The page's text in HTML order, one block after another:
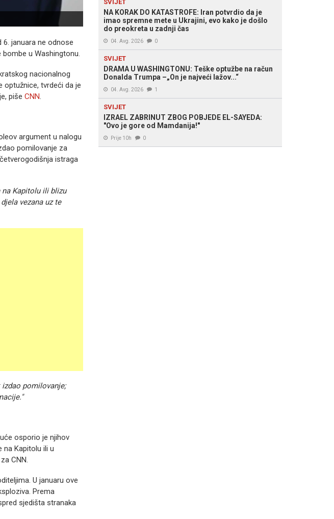
Foto: Agencije
januara ne odnose
u Washingtonu.
nacionalnog
optužnice, tvrdeći da je
piše CNN.
argument u nalogu
pomilovanje za
istraga
Kapitolu ili blizu
vezana uz te
pomilovanje;
osporio je njihov
na Kapitolu ili u
CNN.
U januaru ove
Prema
sjedišta stranaka
SVIJET
NA KORAK DO KATASTROFE: Iran potvrdio da je
imao spremne mete u Ukrajini, evo kako je došlo
do preokreta u zadnji čas
04. Avg. 2026 0
SVIJET
DRAMA U WASHINGTONU: Teške optužbe na račun
Donalda Trumpa –„On je najveći lažov...“
04. Avg. 2026 1
SVIJET
IZRAEL ZABRINUT ZBOG POBJEDE EL-SAYEDA:
"Ovo je gore od Mamdanija!"
Prije 10h 0